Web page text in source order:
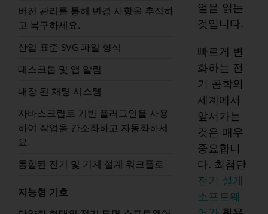
버전 관리를 통해 변경 사항을 추적하
고 복구하세요.
산업 표준 SVG 파일 형식
데스크톱 및 앱 알림
내장 된 채팅 시스템
자바스크립트 기반 플러그인을 사용
하여 작업을 간소화하고 자동화하세
요.
통합된 전기 및 기계 설계 워크플로
지능형 기호
얼을 읽는
것입니다.
빠르게 변
화하는 전
기 공학의
세계에서
앞서가는
것은 매우
중요합니
다. 최첨단
전기 설계
소프트웨